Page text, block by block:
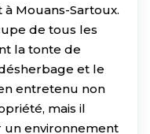
Mouans-Sartoux.
de tous les
la tonte de
et le
entretenu non
mais il
environnement